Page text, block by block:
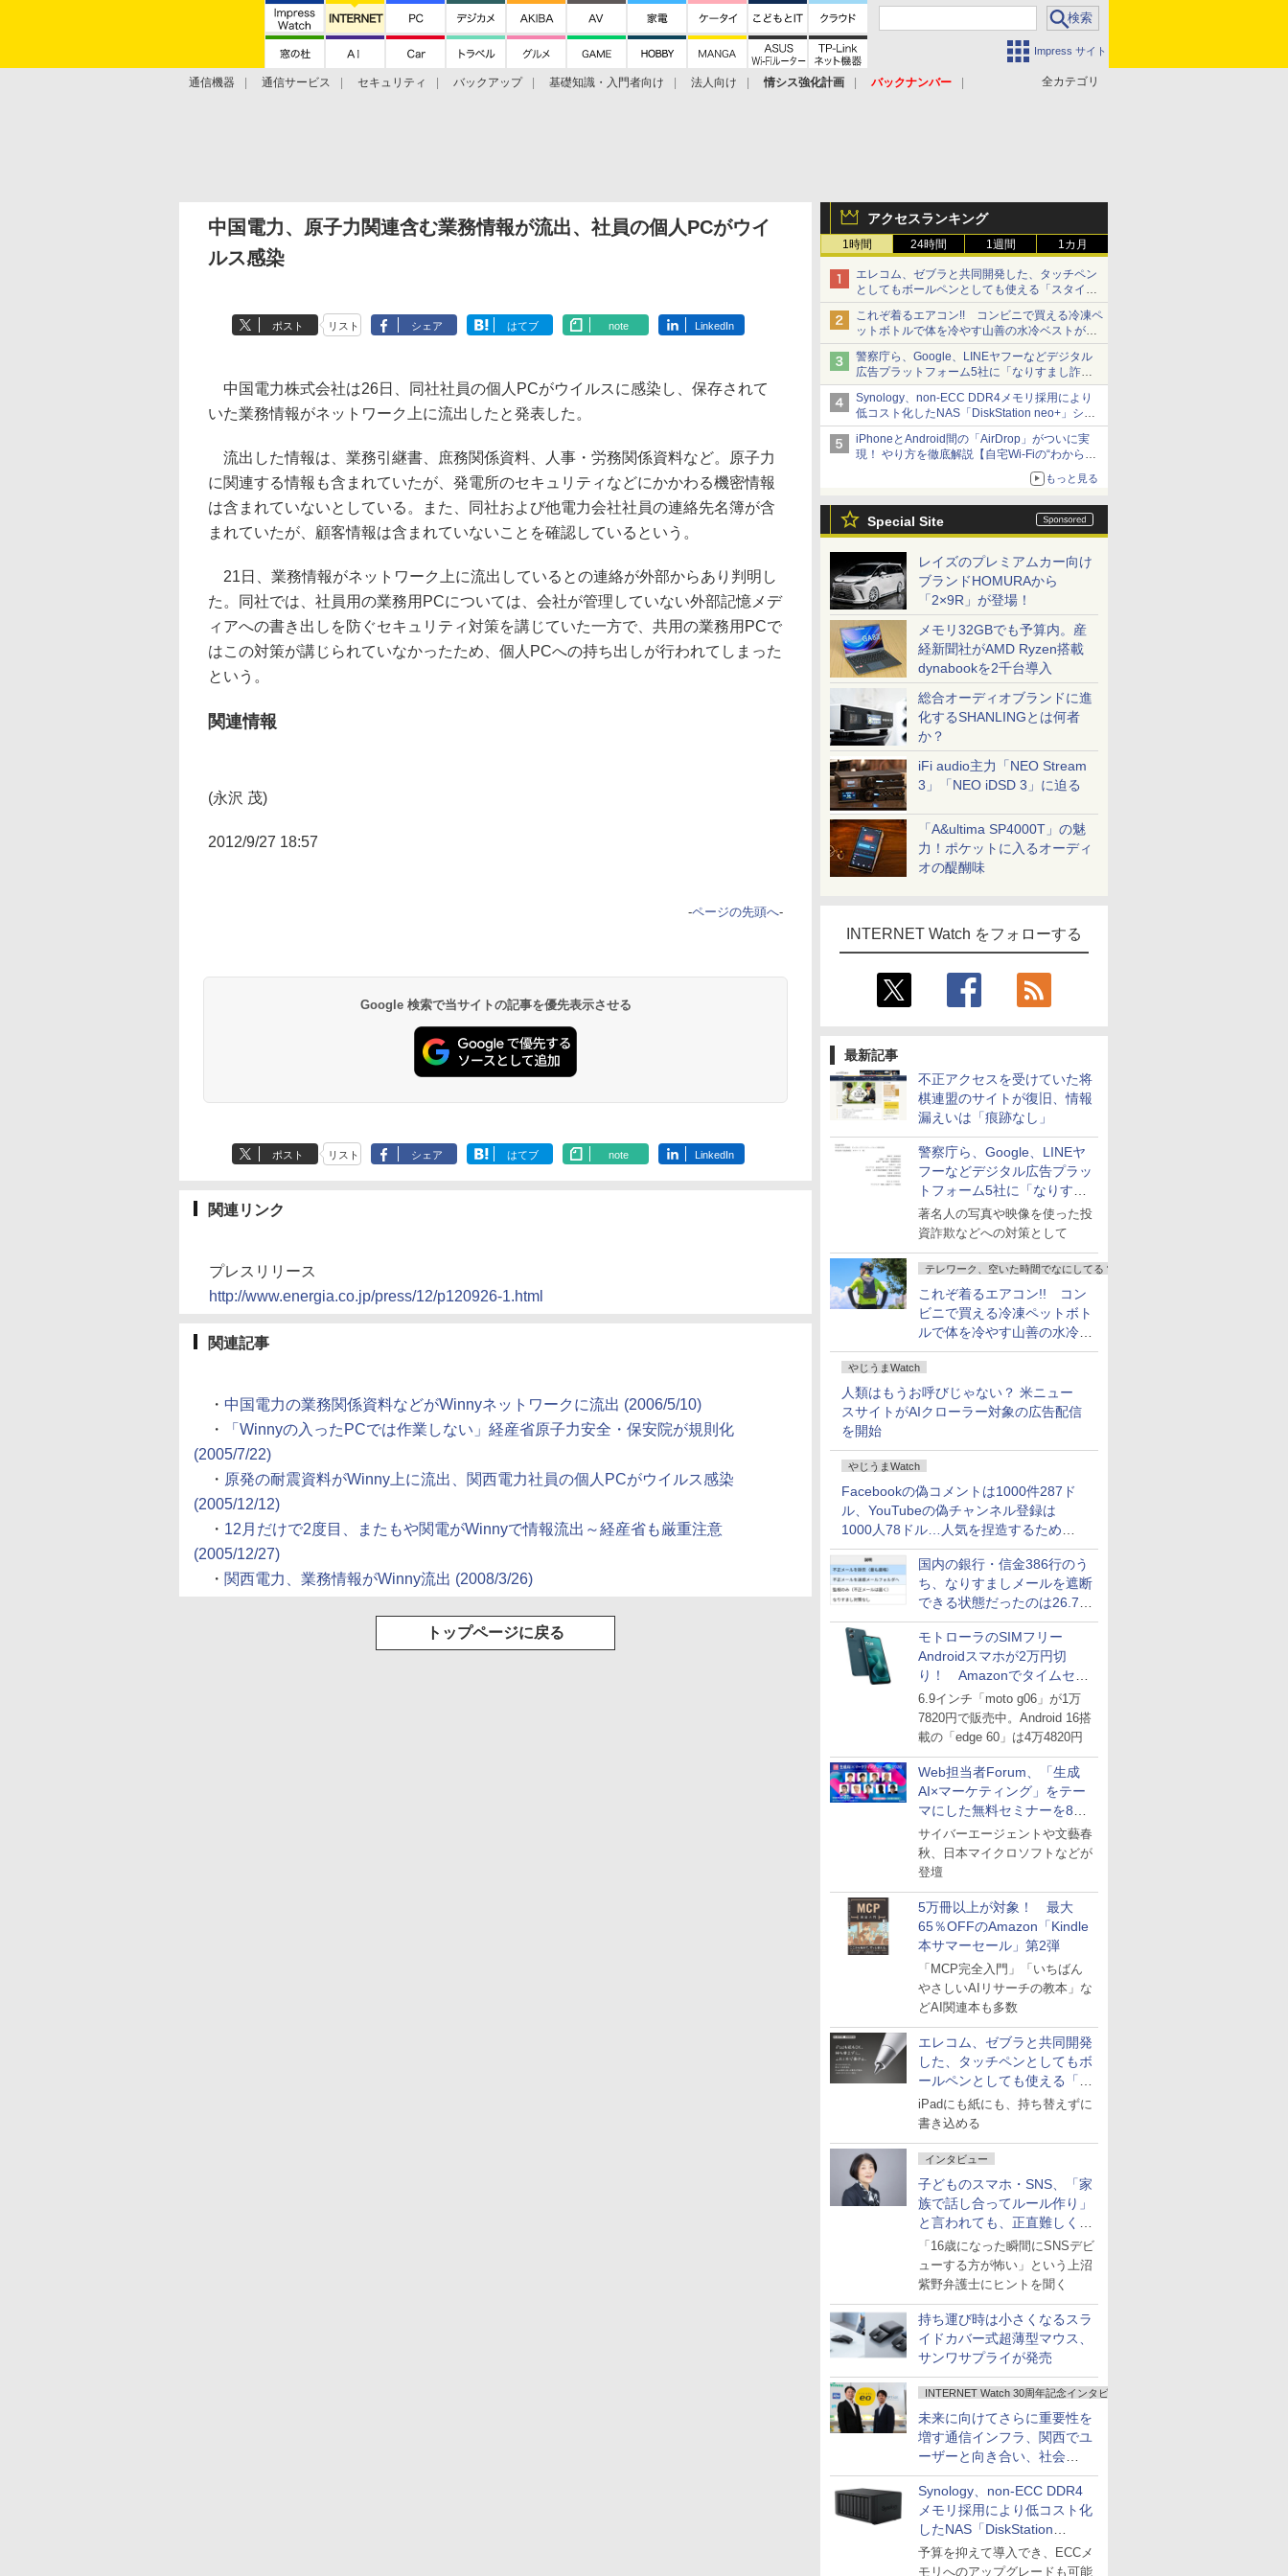
Impress サイト
全カテゴリ
通信機器 通信サービス セキュリティ バックアップ 基礎知識・入門者向け 法人向け 情シス強化計画
バックナンバー
アクセスランキング
1時間 24時間 1週間 1カ月
エレコム、ゼブラと共同開発した、タッチペン
としてもボールペンとしても使える「スタイラ
スツーウェイ」発売 iPadにも紙にも、持ち替
えずに書き込める
これぞ着るエアコン!! コンビニで買える冷凍ペ
ットボトルで体を冷やす山善の水冷ベストがロ
ードバイクにちょうどいい【ぼっち・ざ・ろー
ど！その14】【空いた時間でなにしてる？】
警察庁ら、Google、LINEヤフーなどデジタル
広告プラットフォーム5社に「なりすまし詐欺
広告」対策強化を要請 著名人の写真や映像を
使った投資詐欺などへの対策として
Synology、non-ECC DDR4メモリ採用により
低コスト化したNAS「DiskStation neo+」シリ
ーズ 予算を抑えて導入でき、ECCメモリへの
アップグレードも可能
iPhoneとAndroid間の「AirDrop」がついに実
現！ やり方を徹底解説【自宅Wi-Fiの“わからな
もっと見る
Special Site
レイズのプレミアムカー向け
ブランドHOMURAから
「2×9R」が登場！
メモリ32GBでも予算内。産
経新聞社がAMD Ryzen搭載
dynabookを2千台導入
総合オーディオブランドに進
化するSHANLINGとは何者
か？
iFi audio主力「NEO Stream
3」「NEO iDSD 3」に迫る
「A&ultima SP4000T」の魅
力！ポケットに入るオーディ
オの醍醐味
INTERNET Watch をフォローする
最新記事
不正アクセスを受けていた将
棋連盟のサイトが復旧、情報
漏えいは「痕跡なし」
警察庁ら、Google、LINEヤ
フーなどデジタル広告プラッ
トフォーム5社に「なりすま
し詐欺広告」対策強化を要請
著名人の写真や映像を使った投
資詐欺などへの対策として
テレワーク、空いた時間でなにしてる？
これぞ着るエアコン!! コン
ビニで買える冷凍ペットボト
ルで体を冷やす山善の水冷ベ
ストがロードバイクにちょう
どいい【ぼっち・ざ・ろー
ど！その14】
やじうまWatch
人類はもうお呼びじゃない？ 米ニュー
スサイトがAIクローラー対象の広告配信
を開始
やじうまWatch
Facebookの偽コメントは1000件287ド
ル、YouTubeの偽チャンネル登録は
1000人78ドル…人気を捏造するための
価格リストが公開中
国内の銀行・信金386行のう
ち、なりすましメールを遮断
できる状態だったのは26.7％
にとどまる～GMOブランド
セキュリティ調査
モトローラのSIMフリー
Androidスマホが2万円切
り！ Amazonでタイムセー
ル
6.9インチ「moto g06」が1万
7820円で販売中。Android 16搭
載の「edge 60」は4万4820円
Web担当者Forum、「生成
AI×マーケティング」をテー
マにした無料セミナーを8月
27日にオンライン開催
サイバーエージェントや文藝春
秋、日本マイクロソフトなどが
登壇
5万冊以上が対象！ 最大
65％OFFのAmazon「Kindle
本サマーセール」第2弾
「MCP完全入門」「いちばん
やさしいAIリサーチの教本」な
どAI関連本も多数
エレコム、ゼブラと共同開発
した、タッチペンとしてもボ
ールペンとしても使える「ス
タイラスツーウェイ」発売
iPadにも紙にも、持ち替えずに
書き込める
インタビュー
子どものスマホ・SNS、「家
族で話し合ってルール作り」
と言われても、正直難しくな
いですか？
「16歳になった瞬間にSNSデビ
ューする方が怖い」という上沼
紫野弁護士にヒントを聞く
持ち運び時は小さくなるスラ
イドカバー式超薄型マウス、
サンワサプライが発売
INTERNET Watch 30周年記念インタビュー
未来に向けてさらに重要性を
増す通信インフラ、関西でユ
ーザーと向き合い、社会
の“あたらしい”を起動し続け
る～オプテージ
Synology、non-ECC DDR4
メモリ採用により低コスト化
したNAS「DiskStation
neo+」シリーズ
予算を抑えて導入でき、ECCメ
モリへのアップグレードも可能
中国電力、原子力関連含む業務情報が流出、社員の個人PCがウイ
ルス感染
ポスト リスト シェア はてブ note LinkedIn
中国電力株式会社は26日、同社社員の個人PCがウイルスに感染し、保存されて
いた業務情報がネットワーク上に流出したと発表した。
流出した情報は、業務引継書、庶務関係資料、人事・労務関係資料など。原子力
に関連する情報も含まれていたが、発電所のセキュリティなどにかかわる機密情報
は含まれていないとしている。また、同社および他電力会社社員の連絡先名簿が含
まれていたが、顧客情報は含まれていないことを確認しているという。
21日、業務情報がネットワーク上に流出しているとの連絡が外部からあり判明し
た。同社では、社員用の業務用PCについては、会社が管理していない外部記憶メデ
ィアへの書き出しを防ぐセキュリティ対策を講じていた一方で、共用の業務用PCで
はこの対策が講じられていなかったため、個人PCへの持ち出しが行われてしまった
という。
関連情報
(永沢 茂)
2012/9/27 18:57
-ページの先頭へ-
Google 検索で当サイトの記事を優先表示させる
ポスト リスト シェア はてブ note LinkedIn
関連リンク
プレスリリース
http://www.energia.co.jp/press/12/p120926-1.html
関連記事
・ 中国電力の業務関係資料などがWinnyネットワークに流出 (2006/5/10)
・
「Winnyの入ったPCでは作業しない」経産省原子力安全・保安院が規則化
(2005/7/22)
・ 原発の耐震資料がWinny上に流出、関西電力社員の個人PCがウイルス感染
(2005/12/12)
・ 12月だけで2度目、またもや関電がWinnyで情報流出～経産省も厳重注意
(2005/12/27)
・ 関西電力、業務情報がWinny流出 (2008/3/26)
トップページに戻る